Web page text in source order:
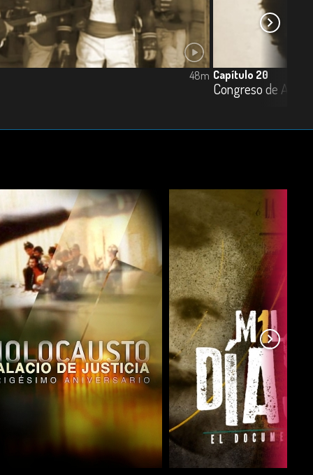
48m Capítulo 20
Congreso de
COMPARTIR COMPARTIR